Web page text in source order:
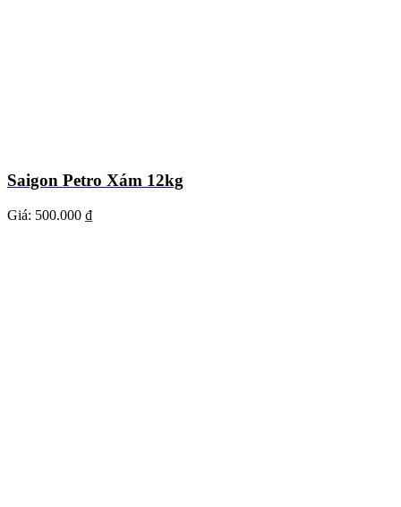
Saigon Petro Xám 12kg
Giá: 500.000 ₫